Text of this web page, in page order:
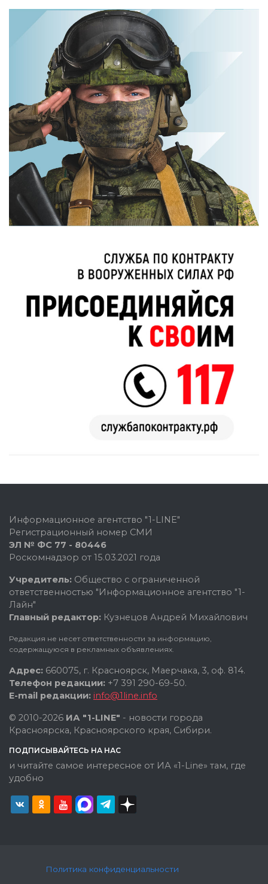
Информационное агентство "1-LINE"
Регистрационный номер СМИ
ЭЛ № ФС 77 - 80446
Роскомнадзор от 15.03.2021 года
Учредитель: Общество с ограниченной
ответственностью "Информационное агентство "1-
Лайн"
Главный редактор: Кузнецов Андрей Михайлович
Редакция не несет ответственности за информацию,
содержащуюся в рекламных объявлениях.
Адрес: 660075, г. Красноярск, Маерчака, 3, оф. 814.
Телефон редакции: +7 391 290-69-50.
E-mail редакции: info@1line.info
© 2010-2026 ИА "1-LINE" - новости города
Красноярска, Красноярского края, Сибири.
ПОДПИСЫВАЙТЕСЬ НА НАС
и читайте самое интересное от ИА «1-Line» там, где
удобно
Политика конфиденциальности